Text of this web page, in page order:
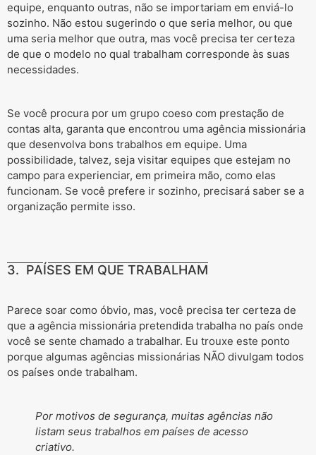
equipe, enquanto outras, não se importariam em enviá-lo
sozinho. Não estou sugerindo o que seria melhor, ou que
uma seria melhor que outra, mas você precisa ter certeza
de que o modelo no qual trabalham corresponde às suas
necessidades.
Se você procura por um grupo coeso com prestação de
contas alta, garanta que encontrou uma agência missionária
que desenvolva bons trabalhos em equipe. Uma
possibilidade, talvez, seja visitar equipes que estejam no
campo para experienciar, em primeira mão, como elas
funcionam. Se você prefere ir sozinho, precisará saber se a
organização permite isso.
3. PAÍSES EM QUE TRABALHAM
Parece soar como óbvio, mas, você precisa ter certeza de
que a agência missionária pretendida trabalha no país onde
você se sente chamado a trabalhar. Eu trouxe este ponto
porque algumas agências missionárias NÃO divulgam todos
os países onde trabalham.
Por motivos de segurança, muitas agências não
listam seus trabalhos em países de acesso
criativo.